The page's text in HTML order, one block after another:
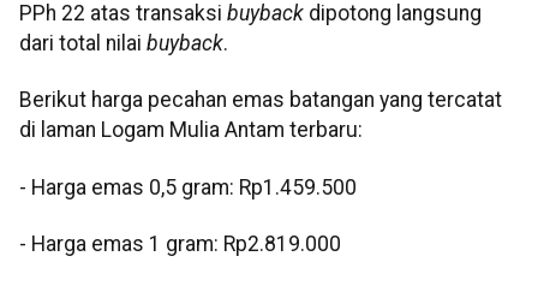
PPh 22 atas transaksi buyback dipotong langsung
dari total nilai buyback.
Berikut harga pecahan emas batangan yang tercatat
di laman Logam Mulia Antam terbaru:
- Harga emas 0,5 gram: Rp1.459.500
- ⁠Harga emas 1 gram: Rp2.819.000